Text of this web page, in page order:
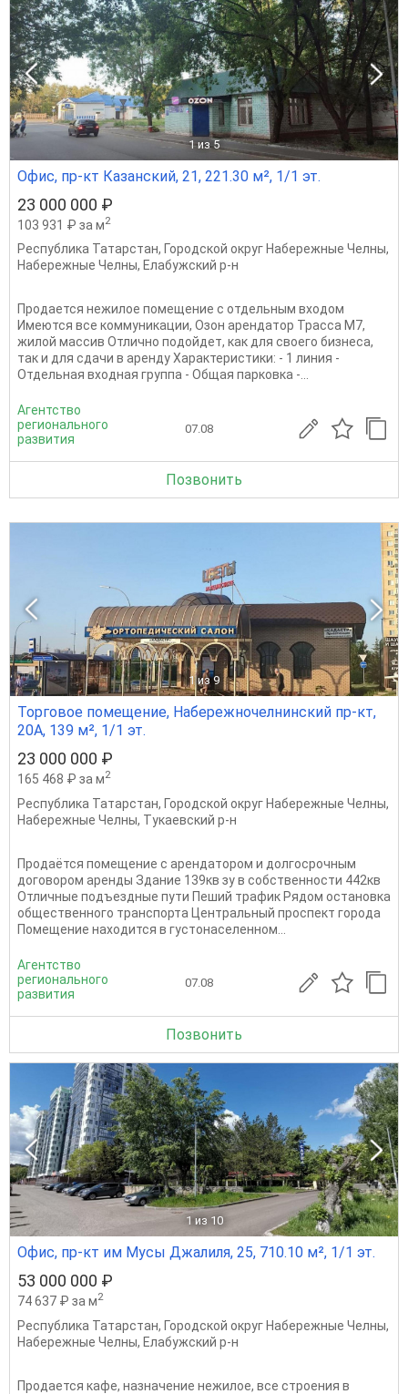
1 из 5
Офис, пр-кт Казанский, 21, 221.30 м², 1/1 эт.
23 000 000 ₽
103 931 ₽ за м2
Республика Татарстан, Городской округ Набережные Челны,
Набережные Челны, Елабужский р-н
Продается нежилое помещение с отдельным входом
Имеются все коммуникации, Озон арендатор Трасса М7,
жилой массив Отлично подойдет, как для своего бизнеса,
так и для сдачи в аренду Характеристики: - 1 линия -
Отдельная входная группа - Общая парковка -...
Агентство
регионального
развития
07.08
Позвонить
1 из 9
Торговое помещение, Набережночелнинский пр-кт,
20А, 139 м², 1/1 эт.
23 000 000 ₽
165 468 ₽ за м2
Республика Татарстан, Городской округ Набережные Челны,
Набережные Челны, Тукаевский р-н
Продаётся помещение с арендатором и долгосрочным
договором аренды Здание 139кв зу в собственности 442кв
Отличные подъездные пути Пеший трафик Рядом остановка
общественного транспорта Центральный проспект города
Помещение находится в густонаселенном...
Агентство
регионального
развития
07.08
Позвонить
1 из 10
Офис, пр-кт им Мусы Джалиля, 25, 710.10 м², 1/1 эт.
53 000 000 ₽
74 637 ₽ за м2
Республика Татарстан, Городской округ Набережные Челны,
Набережные Челны, Елабужский р-н
Продается кафе, назначение нежилое, все строения в